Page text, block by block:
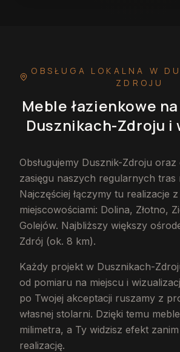
OBSŁUGA LOKALNA W
ZDROJU
Meble łazienkowe
Dusznikach-Zdroju i
Obsługujemy Dusznik-Zdroju oraz
zasięgu naszych regularnych tras
Najczęściej łączymy tu realizacje z
miejscowościami: Dolina, Złotno,
Golejów. Najbliższy większy
Zdrój (ok. 8 km).
Każdy projekt w Dusznikach-
od pomiaru na miejscu i
po Twojej akceptacji ruszamy z
własnej stolarni. Dzięki temu
milimetra, a Ty widzisz efekt zanim
realizację.